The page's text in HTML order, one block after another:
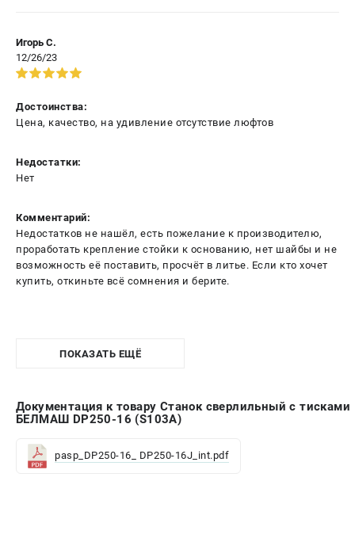
Игорь С.
12/26/23
Достоинства:
Цена, качество, на удивление отсутствие люфтов
Недостатки:
Нет
Комментарий:
Недостатков не нашёл, есть пожелание к производителю,
проработать крепление стойки к основанию, нет шайбы и не
возможность еë поставить, просчёт в литье. Если кто хочет
купить, откиньте всё сомнения и берите.
ПОКАЗАТЬ ЕЩЁ
Документация к товару Станок сверлильный с тисками
БЕЛМАШ DP250-16 (S103A)
pasp_DP250-16_ DP250-16J_int.pdf